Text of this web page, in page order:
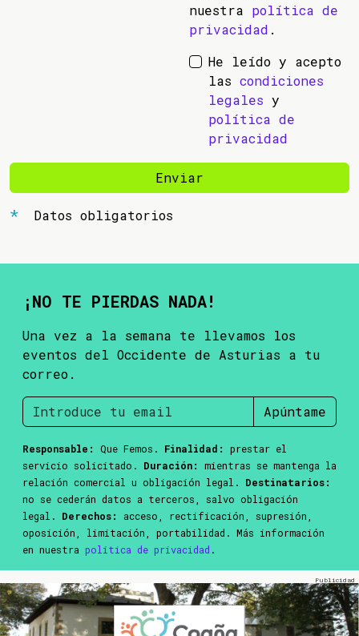
nuestra política de
privacidad .
He leído y acepto
las condiciones
legales y
política de
privacidad
Enviar
Datos obligatorios
¡NO TE PIERDAS NADA!
Una vez a la semana te llevamos los
eventos del Occidente de Asturias a tu
correo.
Apúntame
Responsable: Que Femos. Finalidad:
prestar el
servicio solicitado. Duración:
mientras se mantenga la
relación comercial u obligación legal. Destinatarios:
no se cederán datos a terceros, salvo obligación
legal. Derechos:
acceso, rectificación, supresión,
oposición, limitación, portabilidad. Más información
en nuestra política de privacidad .